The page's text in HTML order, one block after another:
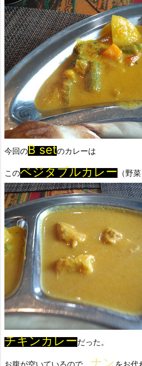
今回のB setのカレーは
このベジタブルカレー （野
チキンカレーだった。
ナン